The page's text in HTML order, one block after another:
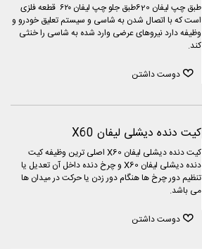
طبق چپ لیفان 620طبق جلو چپ لیفان ۶۲۰ قطعه فلزی
است که با اتصال شدن به شاسی و سیستم تعلیق خودرو و
وظیفه دارد نیروهای عرضی وارد شده به شاسی را خنثی
کند.
دوست داشتن
کیت دنده دیشلی لیفان X60
کیت دنده دیشلی لیفان X60 اصلی ترین وظیفه کیت
دنده دیشلی لیفان X60 و چرخ دنده داخل آن تعدیل یا
تنظیم دور چرخ ها هنگام دور زدن یا حرکت در میدان ها
می باشد.
دوست داشتن